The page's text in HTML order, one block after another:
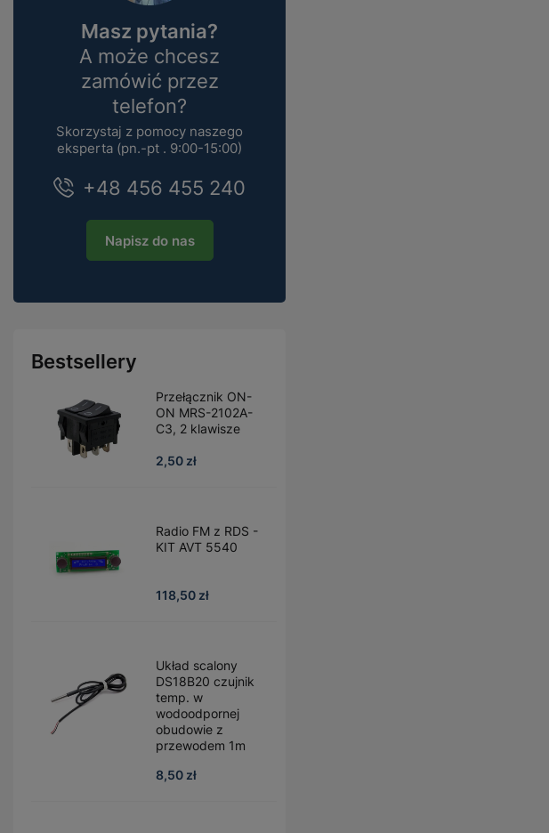
Masz pytania?
A może chcesz
zamówić przez
telefon?
Skorzystaj z pomocy naszego
eksperta (pn.-pt . 9:00-15:00)
+48 456 455 240
Napisz do nas
Bestsellery
Przełącznik ON-
ON MRS-2102A-
C3, 2 klawisze
2,50 zł
Radio FM z RDS -
KIT AVT 5540
118,50 zł
Układ scalony
DS18B20 czujnik
temp. w
wodoodpornej
obudowie z
przewodem 1m
8,50 zł